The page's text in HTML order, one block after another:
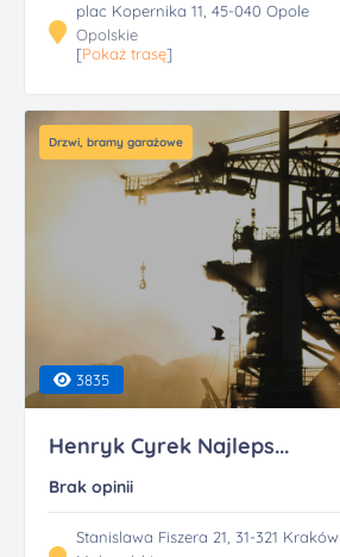
plac Kopernika 11, 45-040 Opole
Opolskie
[Pokaż trasę]
Drzwi, bramy garażowe
3835
Henryk Cyrek Najleps...
Brak opinii
Stanislawa Fiszera 21, 31-321 Kraków